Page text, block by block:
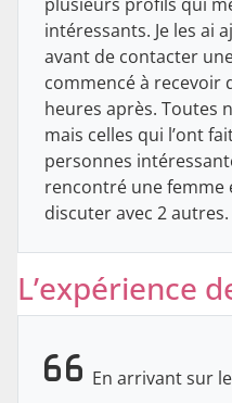
intéressants. Je les ai
avant de contacter
commencé à recevoir
heures après. Toutes
mais celles qui l’ont
personnes
rencontré une femme
discuter avec 2 autres.
L’expérience
En arrivant sur